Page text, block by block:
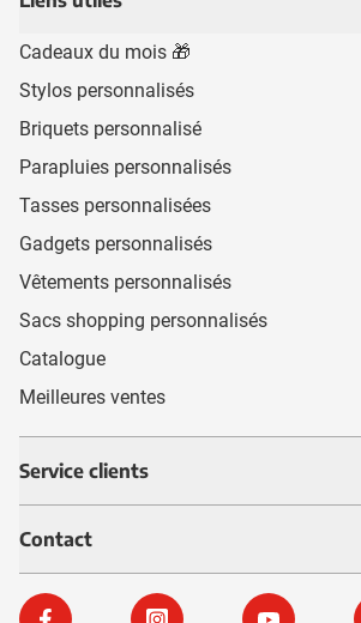
Cadeaux du mois 🎁
Stylos personnalisés
Briquets personnalisé
Parapluies personnalisés
Tasses personnalisées
Gadgets personnalisés
Vêtements personnalisés
Sacs shopping personnalisés
Catalogue
Meilleures ventes
Service clients
Contact